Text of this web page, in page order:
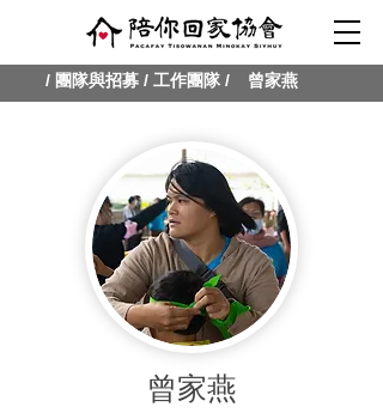
/ 團隊與招募 / 工作團隊 / 曾家燕
曾家燕